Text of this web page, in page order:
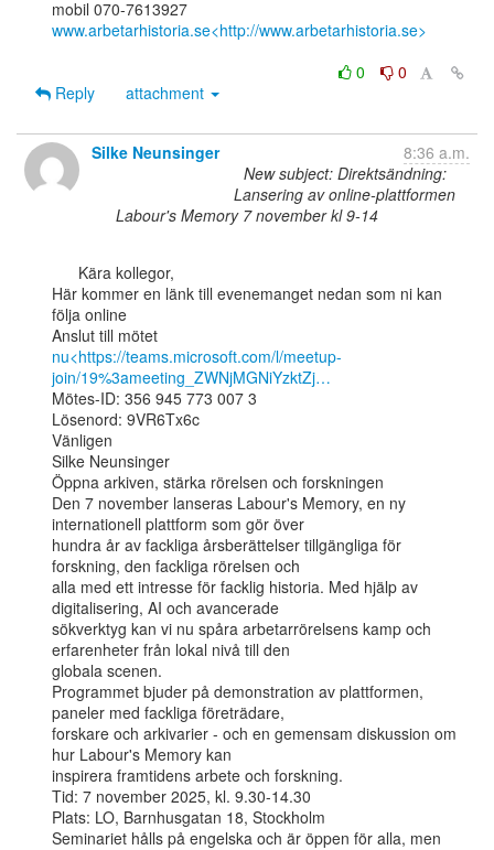
www.arbetarhistoria.se<http://www.arbetarhistoria.se>
0
0
Reply
attachment
Silke Neunsinger
8:36 a.m.
New subject: Direktsändning:
Lansering av online-plattformen
Labour's Memory 7 november kl 9-14
Här kommer en länk till evenemanget nedan som ni kan
följa online
nu<https://teams.microsoft.com/l/meetup-
join/19%3ameeting_ZWNjMGNiYzktZj…
Mötes-ID: 356 945 773 007 3
Lösenord: 9VR6Tx6c
Vänligen
Silke Neunsinger
Öppna arkiven, stärka rörelsen och forskningen
Den 7 november lanseras Labour's Memory, en ny
internationell plattform som gör över
hundra år av fackliga årsberättelser tillgängliga för
forskning, den fackliga rörelsen och
alla med ett intresse för facklig historia. Med hjälp av
digitalisering, AI och avancerade
sökverktyg kan vi nu spåra arbetarrörelsens kamp och
erfarenheter från lokal nivå till den
globala scenen.
Programmet bjuder på demonstration av plattformen,
paneler med fackliga företrädare,
forskare och arkivarier - och en gemensam diskussion om
hur Labour's Memory kan
inspirera framtidens arbete och forskning.
Tid: 7 november 2025, kl. 9.30-14.30
Plats: LO, Barnhusgatan 18, Stockholm
Seminariet hålls på engelska och är öppen för alla, men